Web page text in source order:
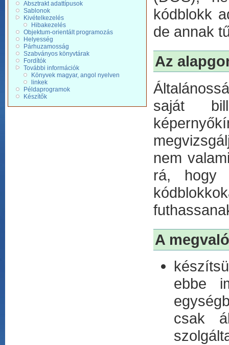
Absztrakt adattípusok
Sablonok
Kivételkezelés
Hibakezelés
Objektum-orientált programozás
Helyesség
Párhuzamosság
Szabványos könyvtárak
Fordítók
További információk
Könyvek magyar, angol nyelven
linkek
Példaprogramok
Készítők
kódblokk
de annak
Az
saját
nem
rá, hogy
A
ebbe
csak